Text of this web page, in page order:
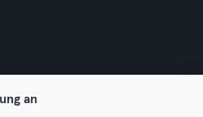
an